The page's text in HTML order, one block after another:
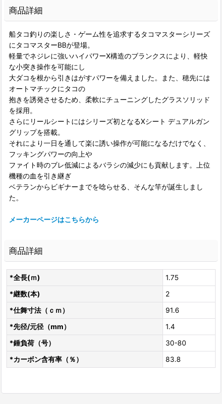
商品詳細
船タコ釣りの楽しさ・ゲーム性を追求するタコマスターシリーズ
にタコマスターBBが登場。
軽量でネジレに強いハイパワーX構造のブランクスにより、軽快
な小突き操作を可能にし
大ダコを根から引きはがすパワーを備えました。また、穂先には
オートマチックにタコの
抱きを誘発させるため、柔軟にチューニングしたグラスソリッド
を採用。
さらにリールシートにはシリーズ初となるXシート デュアルガン
グリップを搭載。
それにより一日を通して楽に誘い操作が可能になるだけでなく、
フッキングパワーの向上や
ファイト時のブレ低減によるバラシの減少にも貢献します。上位
機種の血を引き継ぎ
ベテランからビギナーまでを唸らせる、そんな竿が誕生しまし
た。
メーカーページはこちらから
商品詳細
*全長(ｍ)
1.75
*継数(本)
2
*仕舞寸法（ｃｍ）
91.6
*先径/元径（mm）
1.4
*錘負荷（号）
30-80
*カーボン含有率（％）
83.8